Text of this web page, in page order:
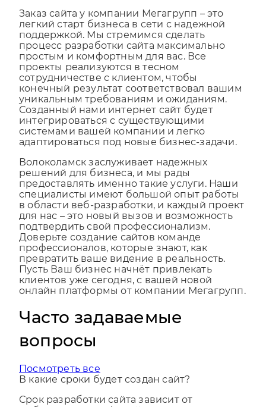
Заказ сайта у компании Мегагрупп – это
легкий старт бизнеса в сети с надежной
поддержкой. Мы стремимся сделать
процесс разработки сайта максимально
простым и комфортным для вас. Все
проекты реализуются в тесном
сотрудничестве с клиентом, чтобы
конечный результат соответствовал вашим
уникальным требованиям и ожиданиям.
Созданный нами интернет сайт будет
интегрироваться с существующими
системами вашей компании и легко
Волоколамск заслуживает надежных
решений для бизнеса, и мы рады
предоставлять именно такие услуги. Наши
специалисты имеют большой опыт работы
в области веб-разработки, и каждый проект
для нас – это новый вызов и возможность
подтвердить свой профессионализм.
Доверьте создание сайтов команде
профессионалов, которые знают, как
превратить ваше видение в реальность.
Пусть Ваш бизнес начнёт привлекать
клиентов уже сегодня, с вашей новой
Часто задаваемые
вопросы
Посмотреть все